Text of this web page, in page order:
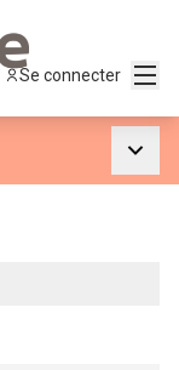
Se connecter